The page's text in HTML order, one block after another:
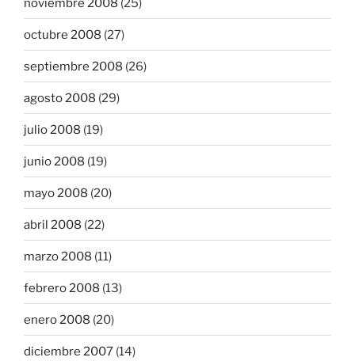
noviembre 2008 (25)
octubre 2008 (27)
septiembre 2008 (26)
agosto 2008 (29)
julio 2008 (19)
junio 2008 (19)
mayo 2008 (20)
abril 2008 (22)
marzo 2008 (11)
febrero 2008 (13)
enero 2008 (20)
diciembre 2007 (14)